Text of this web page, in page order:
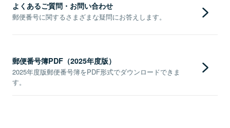
よくあるご質問・お問い合わせ
郵便番号に関するさまざまな疑問にお答えします。
郵便番号簿PDF（2025年度版）
2025年度版郵便番号簿をPDF形式でダウンロードできま
す。